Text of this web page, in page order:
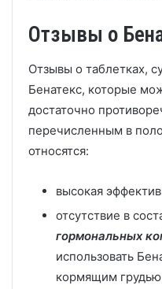
Отзывы о
Отзывы о таблетках,
Бенатекс, которые
достаточно
перечисленным в
относятся:
высокая
отсутствие в
гормональных
использовать
кормящим